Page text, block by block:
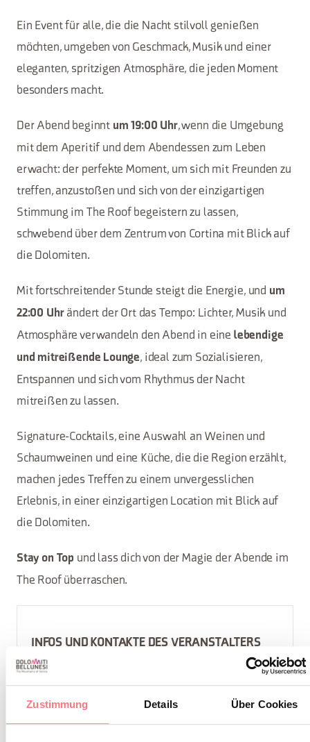
Zustimmung Details Über Cookies
Ein Event für alle, die die Nacht stilvoll genießen
möchten, umgeben von Geschmack, Musik und einer
eleganten, spritzigen Atmosphäre, die jeden Moment
besonders macht.
Der Abend beginnt um 19:00 Uhr, wenn die Umgebung
mit dem Aperitif und dem Abendessen zum Leben
erwacht: der perfekte Moment, um sich mit Freunden zu
treffen, anzustoßen und sich von der einzigartigen
Stimmung im The Roof begeistern zu lassen,
schwebend über dem Zentrum von Cortina mit Blick auf
die Dolomiten.
Mit fortschreitender Stunde steigt die Energie, und um
22:00 Uhrändert der Ort das Tempo: Lichter, Musik und
Atmosphäre verwandeln den Abend in eine lebendige
und mitreißende Lounge, ideal zum Sozialisieren,
Entspannen und sich vom Rhythmus der Nacht
mitreißen zu lassen.
Signature-Cocktails, eine Auswahl an Weinen und
Schaumweinen und eine Küche, die die Region erzählt,
machen jedes Treffen zu einem unvergesslichen
Erlebnis, in einer einzigartigen Location mit Blick auf
die Dolomiten.
Stay on Top und lass dich von der Magie der Abende im
The Roof überraschen.
INFOS UND KONTAKTE DES VERANSTALTERS
The Roof Bistrot & Lounge Bar
+39 331 212 0051
info@theroofcortina.com